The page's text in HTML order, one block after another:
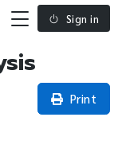
Sign in
Print